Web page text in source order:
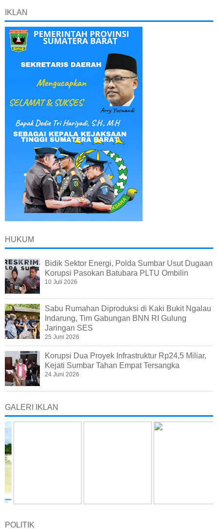
IKLAN
HUKUM
Bidik Sektor Energi, Polda Sumbar Usut Dugaan
Korupsi Pasokan Batubara PLTU Ombilin
10 Juli 2026
Sabu Rumahan Diproduksi di Kaki Bukit Ngalau
Indarung, Tim Gabungan BNN RI Gulung
Jaringan SES
25 Juni 2026
Korupsi Dua Proyek Infrastruktur Rp24,5 Miliar,
Kejati Sumbar Tahan Empat Tersangka
24 Juni 2026
GALERI IKLAN
POLITIK